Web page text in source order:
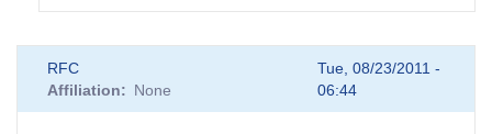
reply
to
RFC
Affiliation
None
Tue, 08/23/2011 -
06:44